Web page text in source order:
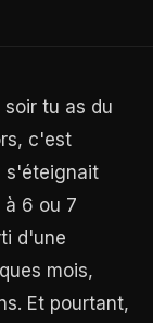
tu as du
c'est
s'éteignait
6 ou 7
d'une
mois,
Et pourtant,